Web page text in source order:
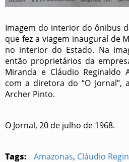
Imagem do interior do ônibus
que fez a viagem inaugural de
no interior do Estado. Na
então proprietários da
Miranda e Cláudio Reginaldo
com a diretora do “O Jornal”,
Archer Pinto.
O Jornal, 20 de julho de 1968.
Tags: Amazonas, Cláudio